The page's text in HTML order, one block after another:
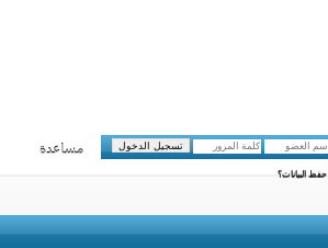
مساعدة
حفظ البيانات؟